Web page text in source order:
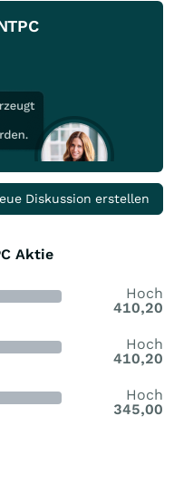
Diskussion erstellen
Aktie
Hoch
410,20
Hoch
410,20
Hoch
345,00